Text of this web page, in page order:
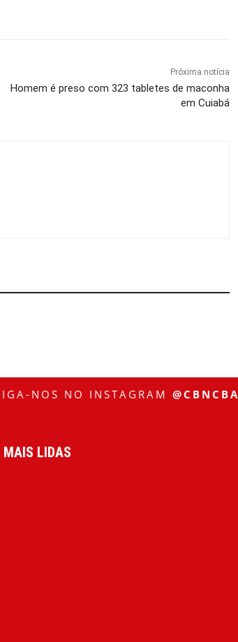
Próxima notícia
Homem é preso com 323 tabletes de maconha
em Cuiabá
NOS NO INSTAGRAM @CBNCBA
MAIS LIDAS